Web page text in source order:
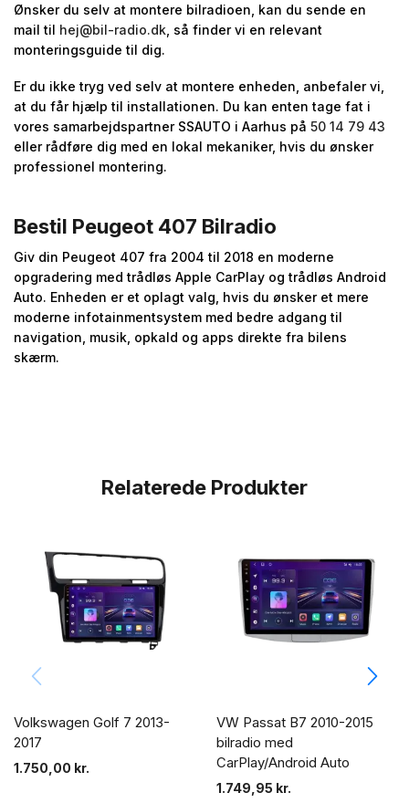
Ønsker du selv at montere bilradioen, kan du sende en
mail til hej@bil-radio.dk , så finder vi en relevant
monteringsguide til dig.
Er du ikke tryg ved selv at montere enheden, anbefaler vi,
at du får hjælp til installationen. Du kan enten tage fat i
vores samarbejdspartner SSAUTO i Aarhus på 50 14 79 43
eller rådføre dig med en lokal mekaniker, hvis du ønsker
professionel montering.
Bestil Peugeot 407 Bilradio
Giv din Peugeot 407 fra 2004 til 2018 en moderne
opgradering med trådløs Apple CarPlay og trådløs Android
Auto. Enheden er et oplagt valg, hvis du ønsker et mere
moderne infotainmentsystem med bedre adgang til
navigation, musik, opkald og apps direkte fra bilens
skærm.
Relaterede Produkter
Volkswagen Golf 7 2013-
2017
1.750,00 kr.
VW Passat B7 2010-2015
bilradio med
CarPlay/Android Auto
1.749,95 kr.